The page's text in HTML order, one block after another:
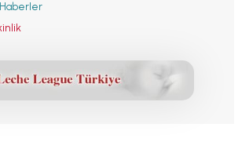
Haberler